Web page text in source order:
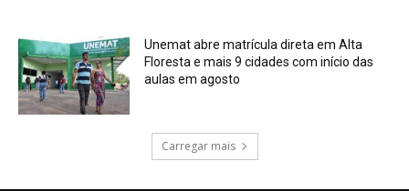
Unemat abre matrícula direta em Alta
Floresta e mais 9 cidades com início das
aulas em agosto
Carregar mais